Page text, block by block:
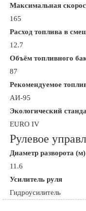
Максимальная
165
Расход топлива в
12.7
Объём топливного
87
Рекомендуемое
АИ-95
Экологический
EURO IV
Рулевое
Диаметр разворота (м)
11.6
Усилитель руля
Гидроусилитель